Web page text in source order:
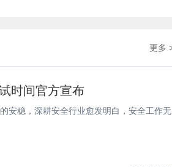
更多
时间官方宣布
安稳，深耕安全行业愈发明白，安全工作无